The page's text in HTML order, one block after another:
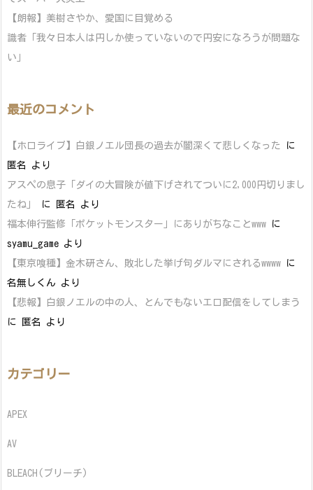
【朗報】美樹さやか、愛国に目覚める
識者「我々日本人は円しか使っていないので円安になろうが問題な
い」
最近のコメント
【ホロライブ】白銀ノエル団長の過去が闇深くて悲しくなった
に
匿名
より
アスペの息子「ダイの大冒険が値下げされてついに2,000円切りまし
たね」
に 匿名
より
福本伸行監修「ポケットモンスター」にありがちなことwww に
syamu_game より
【東京喰種】金木研さん、敗北した挙げ句ダルマにされるwwww に
名無しくん より
【悲報】白銀ノエルの中の人、とんでもないエロ配信をしてしまう
に
匿名 より
カテゴリー
APEX
AV
BLEACH(ブリーチ)